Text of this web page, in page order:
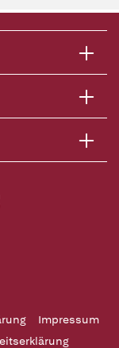
Impressum